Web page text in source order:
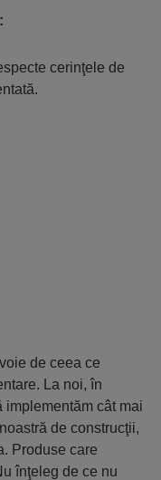
cerinţele de
de ceea ce
La noi, în
implementăm cât mai
de construcţii,
Produse care
înţeleg de ce nu